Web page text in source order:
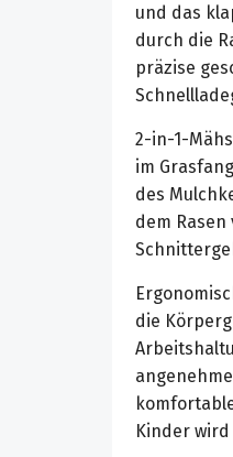
und das
durch die
präzise
2-in-1-
im
des
dem
die
Kinder